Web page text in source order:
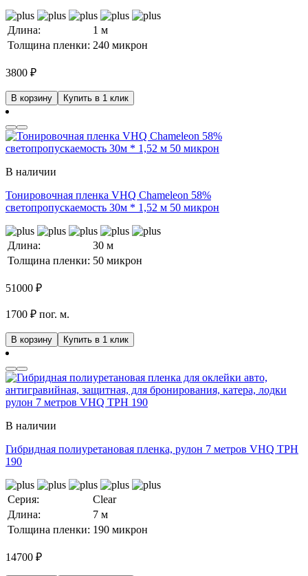
Длина:
1 м
Толщина пленки: 240 микрон
3800 ₽
В корзину Купить в 1 клик
В наличии
Тонировочная пленка VHQ Chameleon 58%
светопропускаемость 30м * 1,52 м 50 микрон
Длина:
30 м
Толщина пленки: 50 микрон
51000 ₽
1700 ₽ пог. м.
В корзину Купить в 1 клик
В наличии
Гибридная полиуретановая пленка, рулон 7 метров VHQ TPH
190
Серия:
Clear
Длина:
7 м
Толщина пленки: 190 микрон
14700 ₽